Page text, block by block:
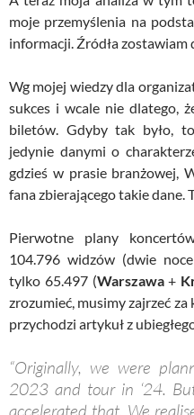
moje przemyślenia na
informacji. Źródła zostawiam
Wg mojej wiedzy dla
sukces i wcale nie dlatego,
biletów. Gdyby tak było,
jedynie danymi o
gdzieś w prasie branżowej,
fana zbierającego takie dane.
Pierwotne plany
104.796 widzów (dwie
tylko 65.497 (Warszawa+
zrozumieć, musimy zajrzeć
przychodzi artykuł z
“Originally, we were
2023 and tour in ‘24.